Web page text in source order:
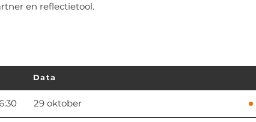
en reflectietool.
Data
29 oktober